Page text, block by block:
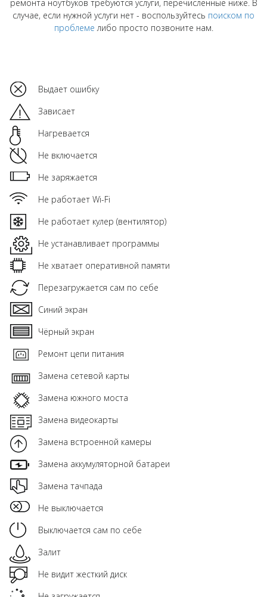
ремонта ноутбуков требуются услуги, перечисленные ниже. В
случае, если нужной услуги нет - воспользуйтесь поиском по
проблеме либо просто позвоните нам.
Выдает ошибку
Зависает
Нагревается
Не включается
Не заряжается
Не работает Wi-Fi
Не работает кулер (вентилятор)
Не устанавливает программы
Не хватает оперативной памяти
Перезагружается сам по себе
Синий экран
Чёрный экран
Ремонт цепи питания
Замена сетевой карты
Замена южного моста
Замена видеокарты
Замена встроенной камеры
Замена аккумуляторной батареи
Замена тачпада
Не выключается
Выключается сам по себе
Залит
Не видит жесткий диск